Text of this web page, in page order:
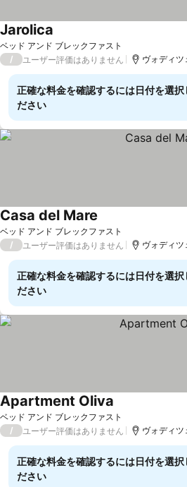
ベッド アンド ブレックファスト
Jarolica
/ ユーザー評価はありません ヴォディ
正確な料金を確認するには日付を選択
ださい
ベッド アンド ブレックファスト
Casa del Mare
/ ユーザー評価はありません ヴォディ
正確な料金を確認するには日付を選択
ださい
ベッド アンド ブレックファスト
Apartment Oliva
/ ユーザー評価はありません ヴォディ
正確な料金を確認するには日付を選択
ださい